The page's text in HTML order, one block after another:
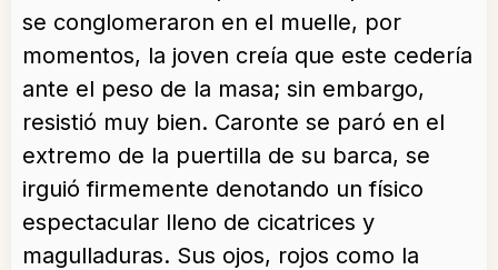
se conglomeraron en el muelle, por
momentos, la joven creía que este cedería
ante el peso de la masa; sin embargo,
resistió muy bien. Caronte se paró en el
extremo de la puertilla de su barca, se
irguió firmemente denotando un físico
espectacular lleno de cicatrices y
magulladuras. Sus ojos, rojos como la